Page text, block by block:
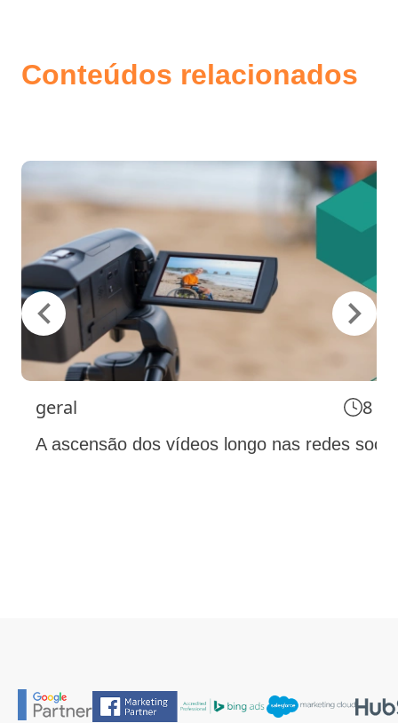
Conteúdos relacionados
geral 8
A ascensão dos vídeos longo nas redes